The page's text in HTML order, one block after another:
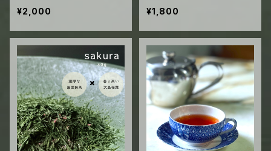
袋入 (300ccポット3回
分)
¥2,000
ゴールデンチップ クリーミ
ーでシルキーな味わい
¥1,800